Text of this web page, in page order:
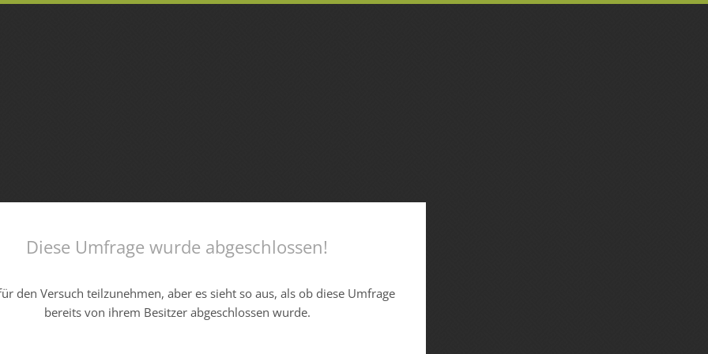
Diese Umfrage wurde abgeschlossen!
den Versuch teilzunehmen, aber es sieht so aus, als ob diese Umfrage
bereits von ihrem Besitzer abgeschlossen wurde.